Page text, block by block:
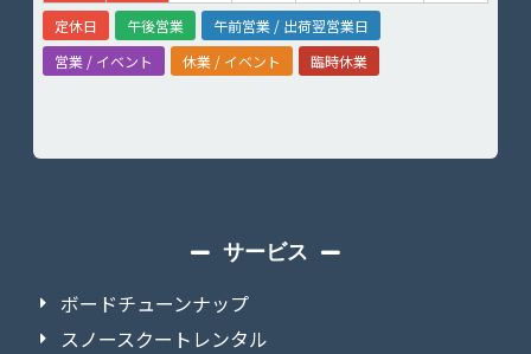
定休日 午後営業
午前営業 / 出荷翌営業日
営業 / イベント
休業 / イベント 臨時休業
サービス
ボードチューンナップ
スノースクートレンタル